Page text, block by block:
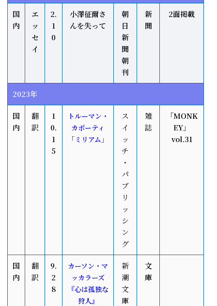
国
内
エ
ッ
セ
イ
2.
1
0
小澤征爾さ
んを失って
朝
日
新
聞
朝
刊
新
聞
2面掲載
2023年
国
内
翻
訳
1
0.
1
5
トルーマン・
カポーティ
「ミリアム」
ス
イ
ッ
チ
・
パ
ブ
リ
ッ
シ
ン
グ
雑
誌
「MONK
EY」
vol.31
国
内
翻
訳
9.
2
8
カーソン・マ
ッカラーズ
『心は孤独な
狩人』
新
潮
文
庫
文
庫